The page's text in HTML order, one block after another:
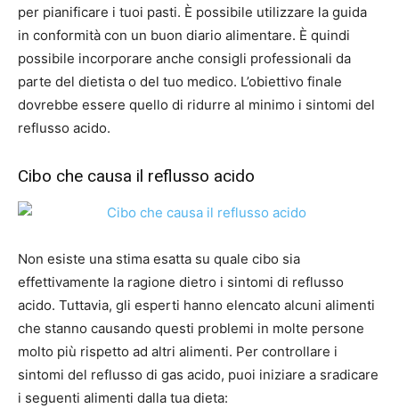
per pianificare i tuoi pasti. È possibile utilizzare la guida
in conformità con un buon diario alimentare. È quindi
possibile incorporare anche consigli professionali da
parte del dietista o del tuo medico. L’obiettivo finale
dovrebbe essere quello di ridurre al minimo i sintomi del
reflusso acido.
Cibo che causa il reflusso acido
Non esiste una stima esatta su quale cibo sia
effettivamente la ragione dietro i sintomi di reflusso
acido. Tuttavia, gli esperti hanno elencato alcuni alimenti
che stanno causando questi problemi in molte persone
molto più rispetto ad altri alimenti. Per controllare i
sintomi del reflusso di gas acido, puoi iniziare a sradicare
i seguenti alimenti dalla tua dieta: